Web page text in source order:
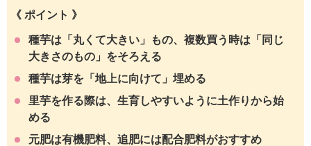
《 ポイント 》
種芋は「丸くて大きい」もの、複数買う時は「同じ
大きさのもの」をそろえる
種芋は芽を「地上に向けて」埋める
里芋を作る際は、生育しやすいように土作りから始
める
元肥は有機肥料、追肥には配合肥料がおすすめ